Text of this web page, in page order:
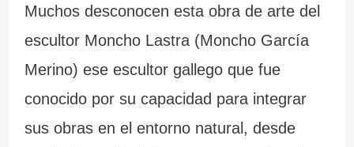
Muchos desconocen esta obra de arte del
escultor Moncho Lastra (Moncho García
Merino) ese escultor gallego que fue
conocido por su capacidad para integrar
sus obras en el entorno natural, desde